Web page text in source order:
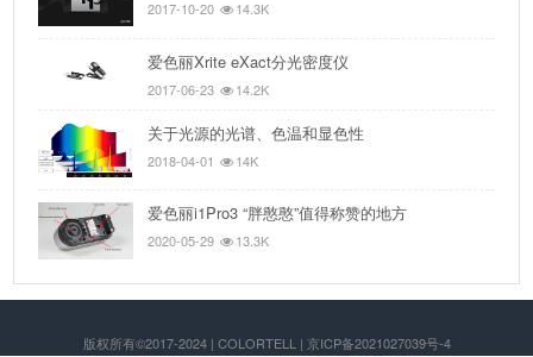
2017-10-20 14.3K
爱色丽Xrite eXact分光密度仪
2017-06-23 14.2K
关于光源的光谱、色温和显色性
2018-04-01 14K
爱色丽i1Pro3 “胖憨憨”值得称赞的地方
2020-05-29 13.3K
版权所有©2017-2024 | COLORTELL | 京ICP备2021027039号-4